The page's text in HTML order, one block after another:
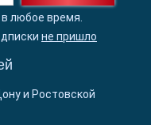
любое время.
не пришло
и Ростовской